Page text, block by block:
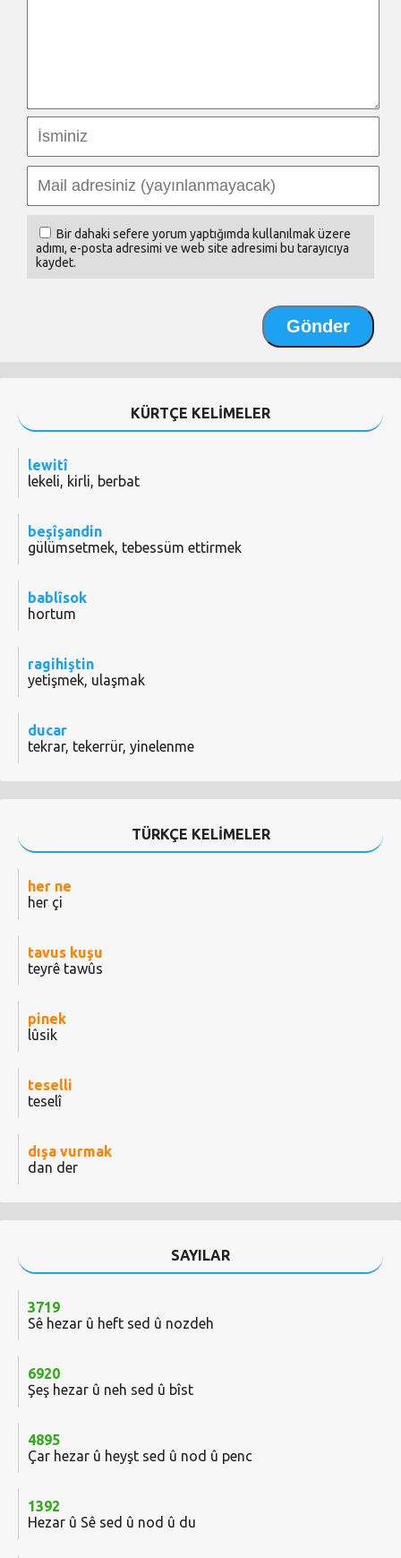
Bir dahaki sefere yorum yaptığımda kullanılmak üzere
adımı, e-posta adresimi ve web site adresimi bu tarayıcıya
kaydet.
KÜRTÇE KELİMELER
lewitî
lekeli, kirli, berbat
beşîşandin
gülümsetmek, tebessüm ettirmek
bablîsok
hortum
ragihiştin
yetişmek, ulaşmak
ducar
tekrar, tekerrür, yinelenme
TÜRKÇE KELİMELER
her ne
her çi
tavus kuşu
teyrê tawûs
pinek
lûsik
teselli
teselî
dışa vurmak
dan der
SAYILAR
3719
Sê hezar û heft sed û nozdeh
6920
Şeş hezar û neh sed û bîst
4895
Çar hezar û heyşt sed û nod û penc
1392
Hezar û Sê sed û nod û du